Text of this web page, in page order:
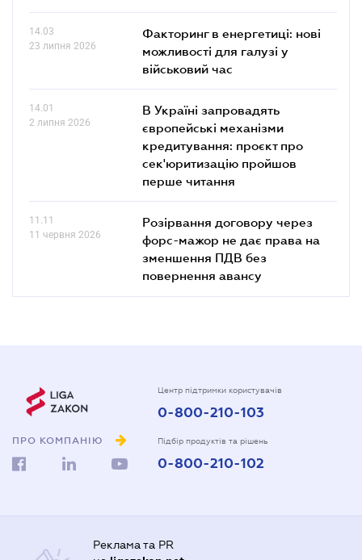
14.03
23 липня 2026
Факторинг в енергетиці: нові
можливості для галузі у
військовий час
14.01
2 липня 2026
В Україні запровадять
європейські механізми
кредитування: проєкт про
сек'юритизацію пройшов
перше читання
11.11
11 червня 2026
Розірвання договору через
форс-мажор не дає права на
зменшення ПДВ без
повернення авансу
ПРО КОМПАНІЮ
Центр підтримки користувачів
0-800-210-103
Підбір продуктів та рішень
0-800-210-102
Реклама та PR